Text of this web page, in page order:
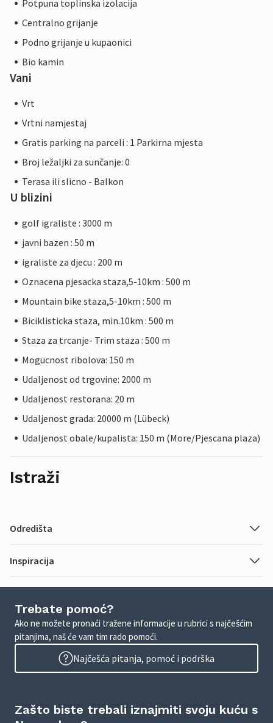
Potpuna toplinska izolacija
Centralno grijanje
Podno grijanje u kupaonici
Bio kamin
Vani
Vrt
Vrtni namjestaj
Gratis parking na parceli : 1 Parkirna mjesta
Broj ležaljki za sunčanje: 0
Terasa ili slicno - Balkon
U blizini
golf igraliste : 3000 m
javni bazen : 50 m
igraliste za djecu : 200 m
Oznacena pjesacka staza,5-10km : 500 m
Mountain bike staza,5-10km : 500 m
Biciklisticka staza, min.10km : 500 m
Staza za trcanje- Trim staza : 500 m
Mogucnost ribolova: 150 m
Udaljenost od trgovine: 2000 m
Udaljenost restorana: 20 m
Udaljenost grada: 20000 m (Lübeck)
Udaljenost obale/kupalista: 150 m (More/Pjescana plaza)
Istraži
Odredišta
Inspiracija
Trebate pomoć?
Ako ne možete pronaći tražene informacije u rubrici s najčešćim
pitanjima, naš će vam tim rado pomoći.
Najčešća pitanja, pomoć i podrška
Zašto biste trebali iznajmiti svoju kuću s